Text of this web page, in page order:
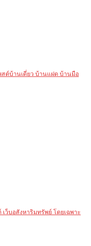
ต์บ้านเดี่ยว บ้านแฝด บ้านมือ
ว็บอสังหาริมทรัพย์ โดยเฉพาะ